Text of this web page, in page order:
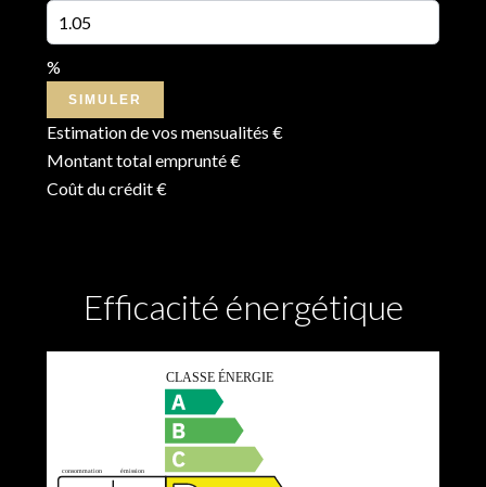
%
SIMULER
Estimation de vos mensualités €
Montant total emprunté€
Coût du crédit€
Efficacité énergétique